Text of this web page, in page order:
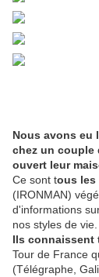
Nous avons eu
chez un couple
ouvert leur
Ce sont tous les
(IRONMAN)
d'informations
nos styles de vie.
Ils connaissent
Tour de France
(Télégraphe,